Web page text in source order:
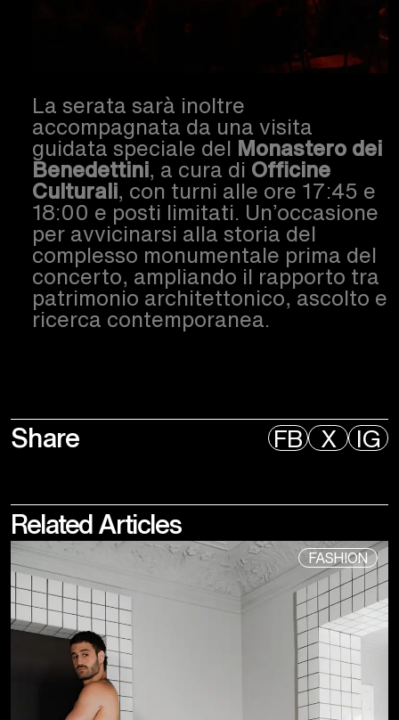
La serata sarà inoltre
accompagnata da una visita
guidata speciale del Monastero dei
Benedettini, a cura di Officine
Culturali, con turni alle ore 17:45 e
18:00 e posti limitati. Un’occasione
per avvicinarsi alla storia del
complesso monumentale prima del
concerto, ampliando il rapporto tra
patrimonio architettonico, ascolto e
ricerca contemporanea.
Share FB X IG
Related Articles
FASHION